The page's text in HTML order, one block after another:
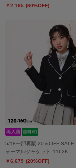
￥2,195 (60%OFF)
5/18一部再販 20％OFF SALE
ォーマルジャケット 1162K
￥6,679 (20%OFF)